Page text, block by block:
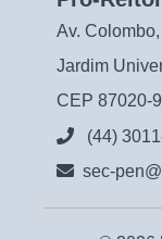
Av.
Jardim
CEP 87020-
(44)
sec-